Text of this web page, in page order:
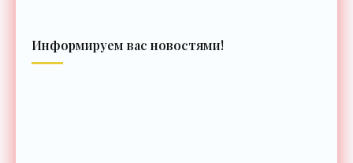
Информируем вас новостями!